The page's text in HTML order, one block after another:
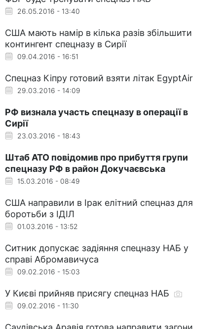
26.05.2016 - 13:40
США мають намір в кілька разів збільшити
контингент спецназу в Сирії
09.04.2016 - 16:51
Спецназ Кіпру готовий взяти літак EgyptAir
29.03.2016 - 14:09
РФ визнала участь спецназу в операції в
Сирії
23.03.2016 - 18:43
Штаб АТО повідомив про прибуття групи
спецназу РФ в район Докучаєвська
15.03.2016 - 08:49
США направили в Ірак елітний спецназ для
боротьби з ІДІЛ
01.03.2016 - 13:52
Ситник допускає задіяння спецназу НАБ у
справі Абромавичуса
09.02.2016 - 15:03
У Києві прийняв присягу спецназ НАБ
09.02.2016 - 11:30